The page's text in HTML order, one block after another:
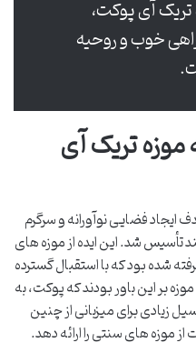
تریک آی پوکت،
خوب و روحیه
موزه تریک آی
آی پوکت در سال 2012 با هدف ایجاد فضایی نوآورانه و سرگرم
تأسیس شد. این ایده از موزه های
شده بود که با استقبال گسترده
بر این باور بودند که پوکت، به
زیادی برای میزبانی از چنین
از موزه های سنتی را ارائه دهد.